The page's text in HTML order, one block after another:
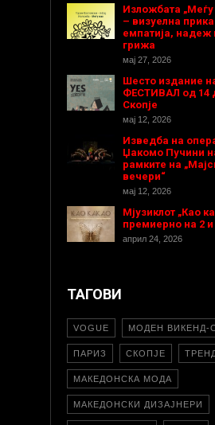
Изложбата
– визуелна
емпатија, надеж
грижа
мај 27, 2026
Шесто издание
ФЕСТИВАЛ од 14
Скопје
мај 12, 2026
Изведба на
Џакомо Пучини
рамките на
вечери“
мај 12, 2026
Мјузиклот „Као
премиерно на 2
април 24, 2026
ТАГОВИ
VOGUE МОДЕН ВИКЕНД-
ПАРИЗ СКОПЈЕ
МАКЕДОНСКА МОДА
МАКЕДОНСКИ ДИЗАЈНЕРИ